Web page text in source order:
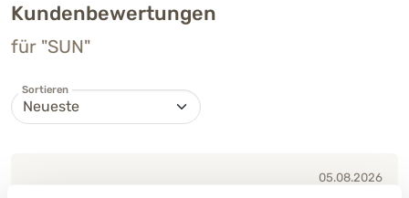
Kundenbewertungen
für "SUN"
Sortieren
05.08.2026